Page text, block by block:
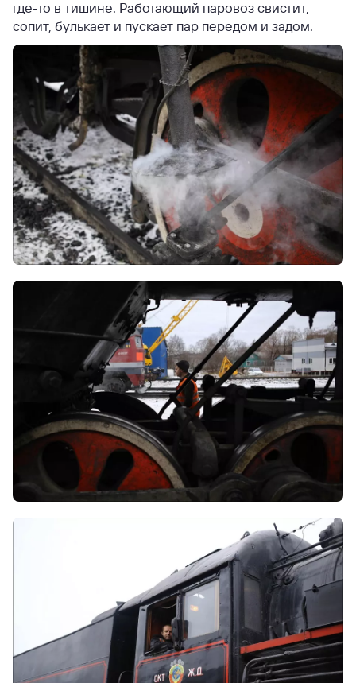
где-то в тишине. Работающий паровоз свистит,
сопит, булькает и пускает пар передом и задом.